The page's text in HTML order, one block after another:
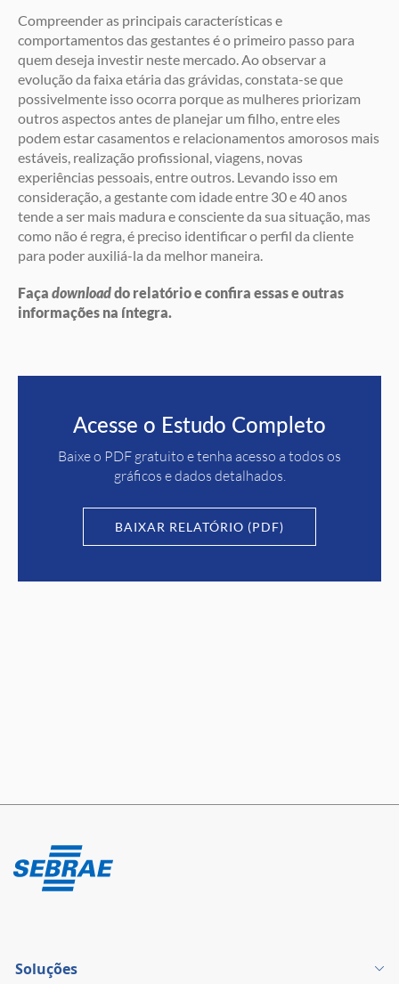
Compreender as principais características e
comportamentos das gestantes é o primeiro passo para
quem deseja investir neste mercado. Ao observar a
evolução da faixa etária das grávidas, constata-se que
possivelmente isso ocorra porque as mulheres priorizam
outros aspectos antes de planejar um filho, entre eles
podem estar casamentos e relacionamentos amorosos mais
estáveis, realização profissional, viagens, novas
experiências pessoais, entre outros. Levando isso em
consideração, a gestante com idade entre 30 e 40 anos
tende a ser mais madura e consciente da sua situação, mas
como não é regra, é preciso identificar o perfil da cliente
para poder auxiliá-la da melhor maneira.
Faça downloaddo relatório e confira essas e outras
informações na íntegra.
Acesse o Estudo Completo
Baixe o PDF gratuito e tenha acesso a todos os
gráficos e dados detalhados.
BAIXAR RELATÓRIO (PDF)
Soluções